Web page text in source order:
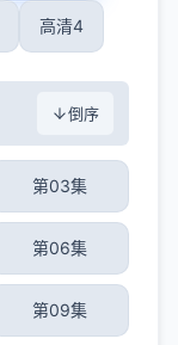
高清4
倒序
第03集
第06集
第09集